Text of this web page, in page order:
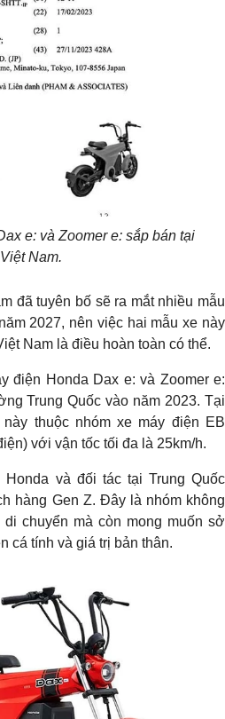
e: và Zoomer e: sắp bán tại
Việt Nam.
đã tuyên bố sẽ ra mắt nhiều mẫu
2027, nên việc hai mẫu xe này
Nam là điều hoàn toàn có thể.
điện Honda Dax e: và Zoomer e:
Trung Quốc vào năm 2023. Tại
thuộc nhóm xe máy điện EB
với vận tốc tối đa là 25km/h.
và đối tác tại Trung Quốc
hàng Gen Z. Đây là nhóm không
chuyển mà còn mong muốn sở
cá tính và giá trị bản thân.